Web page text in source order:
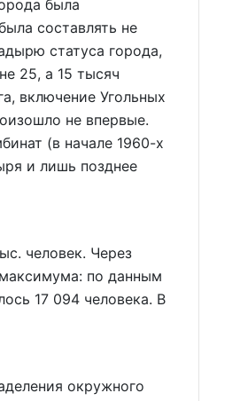
была
составлять не
статуса города,
25, а 15 тысяч
включение Угольных
не впервые.
(в начале 1960-х
и лишь позднее
человек. Через
максимума: по данным
17 094 человека. В
окружного